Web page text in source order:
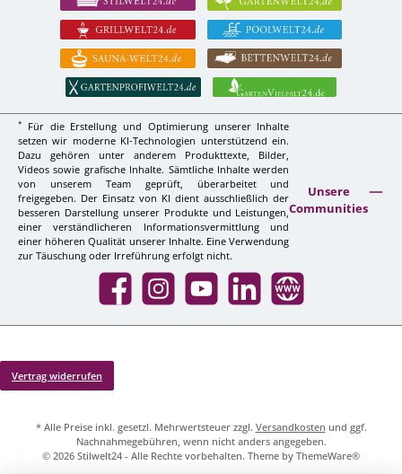
*
Für die Erstellung und Optimierung unserer Inhalte
setzen wir moderne KI-Technologien unterstützend ein.
Dazu gehören unter anderem Produkttexte, Bilder,
Videos sowie grafische Inhalte. Sämtliche Inhalte werden
von unserem Team geprüft, überarbeitet und
freigegeben. Der Einsatz von KI dient ausschließlich der
besseren Darstellung unserer Produkte und Leistungen,
einer verständlicheren Informationsvermittlung und
einer höheren Qualität unserer Inhalte. Eine Verwendung
zur Täuschung oder Irreführung erfolgt nicht.
Unsere
Communities
Facebook InstagramYouTube LinkedIn Website
Vertrag widerrufen
* Alle Preise inkl. gesetzl. Mehrwertsteuer zzgl. Versandkosten und ggf.
Nachnahmegebühren, wenn nicht anders angegeben.
© 2026 Stilwelt24 - Alle Rechte vorbehalten. Theme by ThemeWare®